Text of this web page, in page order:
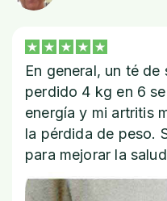
En general, un té
perdido 4 kg en 6
energía y mi artritis
la pérdida de peso.
para mejorar la